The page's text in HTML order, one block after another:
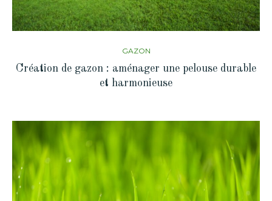
GAZON
Création de gazon : aménager une pelouse durable
et harmonieuse